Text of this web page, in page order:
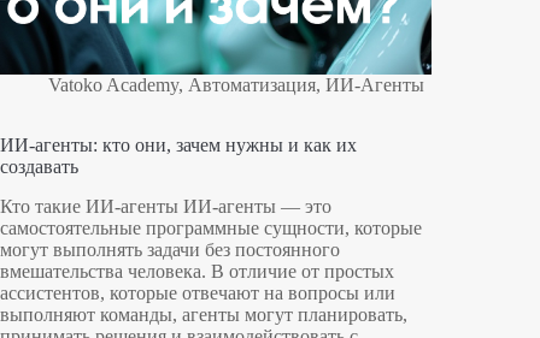
Vatoko Academy, Автоматизация, ИИ-Агенты
ИИ-агенты: кто они, зачем нужны и как их
создавать
Кто такие ИИ-агенты ИИ-агенты — это
самостоятельные программные сущности, которые
могут выполнять задачи без постоянного
вмешательства человека. В отличие от простых
ассистентов, которые отвечают на вопросы или
выполняют команды, агенты могут планировать,